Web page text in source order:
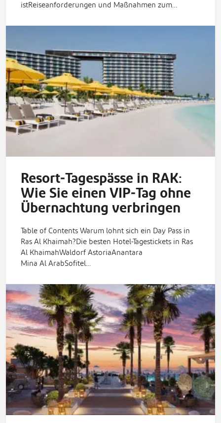
istReiseanforderungen und Maßnahmen zum…
Resort‑Tagespässe in RAK:
Wie Sie einen VIP‑Tag ohne
Übernachtung verbringen
Table of Contents Warum lohnt sich ein Day Pass in
Ras Al Khaimah?Die besten Hotel-Tagestickets in Ras
Al KhaimahWaldorf AstoriaAnantara
Mina Al ArabSofitel…